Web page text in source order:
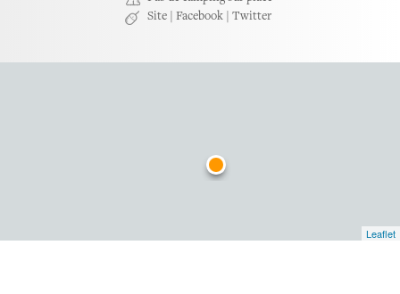
Site
Facebook Twitter
Leaflet